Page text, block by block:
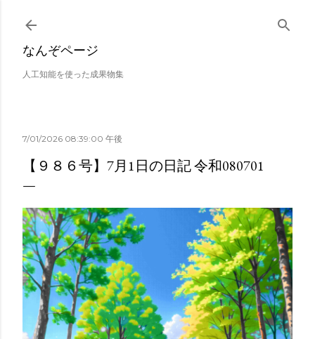
スキップしてメイン コンテンツに移動
なんぞページ
人工知能を使った成果物集
7/01/2026 08:39:00 午後
【９８６号】7月1日の日記 令和080701